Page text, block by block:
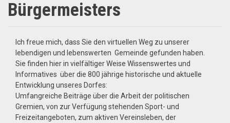
Bürgermeisters
Ich freue mich, dass Sie den virtuellen Weg zu unserer
lebendigen und lebenswerten Gemeinde gefunden haben.
Sie finden hier in vielfältiger Weise Wissenswertes und
Informatives über die 800 jährige historische und aktuelle
Entwicklung unseres Dorfes:
Umfangreiche Beiträge über die Arbeit der politischen
Gremien, von zur Verfügung stehenden Sport- und
Freizeitangeboten, zum aktiven Vereinsleben, der